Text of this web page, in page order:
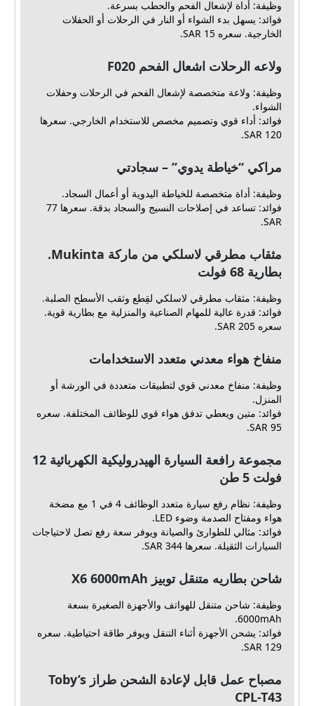
وظيفة: أداة لإشعال الفحم والحطب بسرعة.
فوائد: يسهل بدء الشواء أو النار في الرحلات أو الحفلات
الخارجية. سعره 15 SAR.
ولاعه الرحلات اشعال الفحم F020
وظيفة: ولاعة متخصصة لإشعال الفحم في الرحلات وحفلات
الشواء.
فوائد: أداء قوي وتصميم مخصص للاستخدام الخارجي. سعرها
120 SAR.
مراكي “خياطة يدوي” – سجادتي
وظيفة: أداة متخصصة للخياطة اليدوية أو أعمال السجاد.
فوائد: تساعد في إصلاحات النسيج والسجاد بدقة. سعرها 77
SAR.
مثقاب مطرقي لاسلكي من ماركة Mukinta.
بطارية 68 فولت
وظيفة: مثقاب مطرقي لاسلكي لقِطع وثقب الأسطح الصلبة.
فوائد: قدرة عالية للمهام الصناعية والمنزلية مع بطارية قوية.
سعره 205 SAR.
منفاخ هواء معدني متعدد الاستخدامات
وظيفة: منفاخ معدني قوي لتطبيقات متعددة في الورشة أو
المنزل.
فوائد: متين ويعطي تدفق هواء قوي للوظائف المختلفة. سعره
95 SAR.
مجموعة رافعة السيارة الهيدروليكية الكهربائية 12
فولت 5 طن
وظيفة: نظام رفع سيارة متعدد الوظائف 4 في 1 مع مضخة
هواء ومفتاح الصدمة وضوء LED.
فوائد: مثالي للطوارئ والصيانة ويوفر سعة رفع تصل لاحتياجات
السيارات الثقيلة. سعرها 344 SAR.
شاحن بطاريه متنقل توبيز X6 6000mAh
وظيفة: شاحن متنقل للهواتف والأجهزة الصغيرة بسعة
6000mAh.
فوائد: يشحن الأجهزة أثناء التنقل ويوفر طاقة احتياطية. سعره
129 SAR.
مصباح عمل قابل لإعادة الشحن طراز Toby’s
CPL-T43